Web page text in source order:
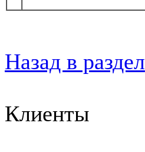
Назад в раздел
Клиенты